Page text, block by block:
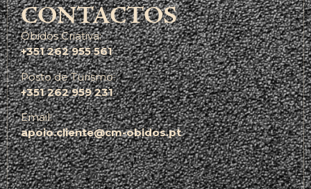
CONTACTOS
Óbidos Criativa:
+351 262 955 561
Posto de Turismo:
+351 262 959 231
Email:
apoio.cliente@cm-obidos.pt